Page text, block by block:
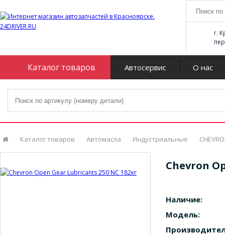
г.
Каталог товаров Автосервис О нас
Каталог товаров Автомасла Индустриальные
Chevron
Наличие:
Модель: